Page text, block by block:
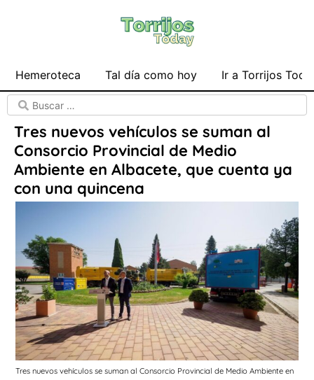
Hemeroteca Tal día como hoy Ir a Torrijos
Tres nuevos vehículos se suman al
Consorcio Provincial de Medio
Ambiente en Albacete, que cuenta ya
con una quincena
Tres nuevos vehículos se suman al Consorcio Provincial de Medio Ambiente en